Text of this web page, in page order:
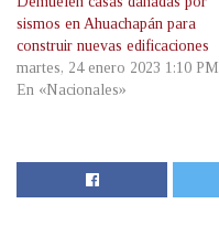
sismos en Ahuachapán para
construir nuevas edificaciones
martes, 24 enero 2023 1:10 PM
En «Nacionales»